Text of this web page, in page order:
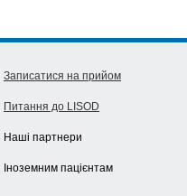
Записатися на прийом
Питання до LISOD
Наші партнери
Іноземним пацієнтам